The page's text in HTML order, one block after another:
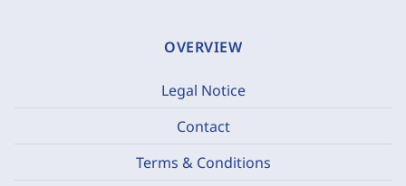
OVERVIEW
Legal Notice
Contact
Terms & Conditions